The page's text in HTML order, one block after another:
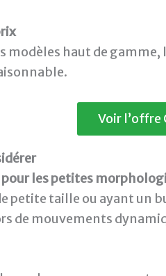
modèles haut de gamme,
Voir
les petites
petite taille ou ayant un
de mouvements